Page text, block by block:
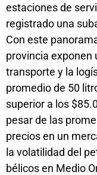
estaciones de
registrado una
Con este
provincia exponen
transporte y la
promedio de 50
superior a los
pesar de las
precios en un
la volatilidad del
bélicos en Medio